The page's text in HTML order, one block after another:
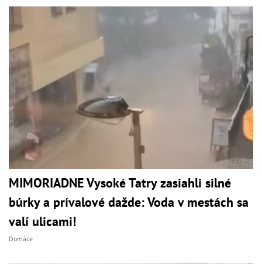
MIMORIADNE Vysoké Tatry zasiahli silné
búrky a prívalové dažde: Voda v mestách sa
valí ulicami!
Domáce